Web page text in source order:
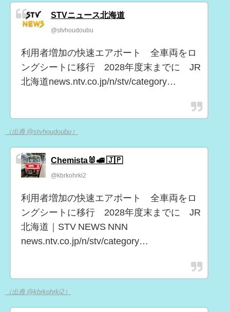
STVニュース北海道
@stvhoudoubu
利用者増加の快速エアポート 全車両をロ
ングシートに移行 2028年度末までに JR
北海道news.ntv.co.jp/n/stv/category…
（出典 @stvhoudoubu）
Chemista🐰🚅 🇯🇵
@kbrkohrki2
利用者増加の快速エアポート 全車両をロ
ングシートに移行 2028年度末までに JR
北海道｜STV NEWS NNN
news.ntv.co.jp/n/stv/category…
（出典 @kbrkohrki2）